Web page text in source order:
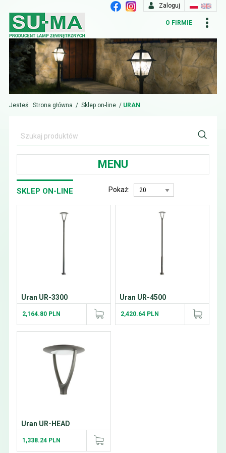
Zaloguj
O FIRMIE
Jesteś: Strona główna / Sklep on-line / URAN
MENU
SKLEP ON-LINE Pokaż:
Uran UR-3300
2,164.80 PLN
Uran UR-4500
2,420.64 PLN
Uran UR-HEAD
1,338.24 PLN